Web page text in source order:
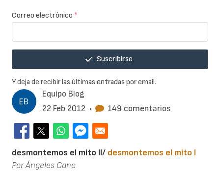
Equipo Blog
22 Feb 2012 • 149 comentarios
desmontemos el mito II/ desmontemos el mito I
Por Ángeles Cano
Correo electrónico *
Suscribirse
Y deja de recibir las últimas entradas por email.